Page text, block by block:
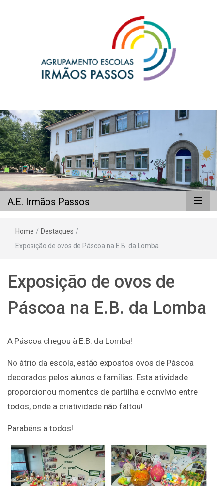
A.E. Irmãos
Passos
A.E. Irmãos Passos
Home / Destaques /
Exposição de ovos de Páscoa na E.B. da Lomba
Exposição de ovos de
Páscoa na E.B. da Lomba
A Páscoa chegou à E.B. da Lomba!
No átrio da escola, estão expostos ovos de Páscoa
decorados pelos alunos e famílias. Esta atividade
proporcionou momentos de partilha e convívio entre
todos, onde a criatividade não faltou!
Parabéns a todos!